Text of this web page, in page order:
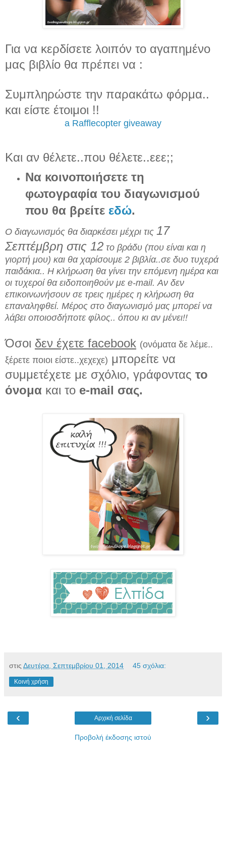
Για να κερδίσετε λοιπόν το αγαπημένο
μας βιβλίο θα πρέπει να :
Συμπληρώστε την παρακάτω φόρμα..
και είστε έτοιμοι !!
a Rafflecopter giveaway
Και αν θέλετε..που θέλετε..εεε;;
Να κοινοποιήσετε τη
φωτογραφία του διαγωνισμού
που θα βρείτε εδώ.
Ο διαγωνισμός θα διαρκέσει μέχρι τις 17
Σεπτέμβρη στις 12 το βράδυ (που είναι και η
γιορτή μου) και θα χαρίσουμε 2 βιβλία..σε δυο τυχερά
παιδάκια.. Η κλήρωση θα γίνει την επόμενη ημέρα και
οι τυχεροί θα ειδοποιηθούν με e-mail. Αν δεν
επικοινωνήσουν σε τρεις ημέρες η κλήρωση θα
επαναληφθεί. Μέρος στο διαγωνισμό μας μπορεί να
λάβει οποιοσδήποτε φίλος.. όπου κι αν μένει!!
Όσοι δεν έχετε facebook (ονόματα δε λέμε..
ξέρετε ποιοι είστε..χεχεχε) μπορείτε να
συμμετέχετε με σχόλιο, γράφοντας το
όνομα και το e-mail σας.
στις Δευτέρα, Σεπτεμβρίου 01, 2014 45 σχόλια:
Κοινή χρήση
‹ ›
Αρχική σελίδα
Προβολή έκδοσης ιστού